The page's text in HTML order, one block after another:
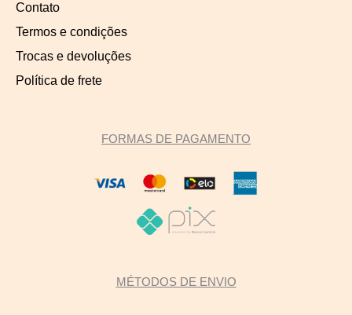
Contato
Termos e condições
Trocas e devoluções
Política de frete
FORMAS DE PAGAMENTO
MÉTODOS DE ENVIO